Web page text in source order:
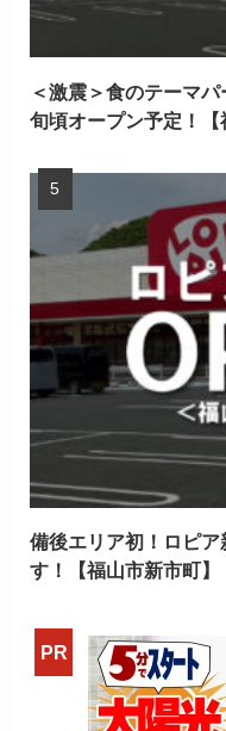
＜激震＞食のテーマ
旬頃オープン予定！【
備後エリア初！ロピ
す！【福山市新市町】